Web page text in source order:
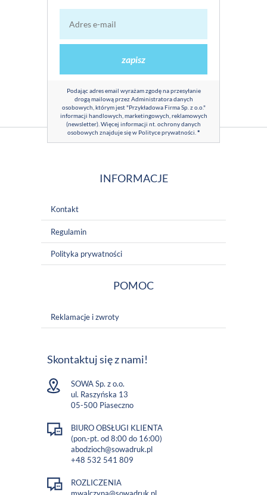
zapisz
Podając adres email wyrażam zgodę na przesyłanie
drogą mailową przez Administratora danych
osobowych, którym jest "Przykładowa Firma Sp. z o.o."
informacji handlowych, marketingowych, reklamowych
(newsletter). Więcej informacji nt. ochrony danych
osobowych znajduje się w Polityce prywatności *
INFORMACJE
Kontakt
Regulamin
Polityka prywatności
POMOC
Reklamacje i zwroty
Skontaktuj się z nami!
SOWA Sp. z o.o.
ul. Raszyńska 13
05-500 Piaseczno
BIURO OBSŁUGI KLIENTA
(pon.-pt. od 8:00 do 16:00)
abodzioch@sowadruk.pl
+48 532 541 809
ROZLICZENIA